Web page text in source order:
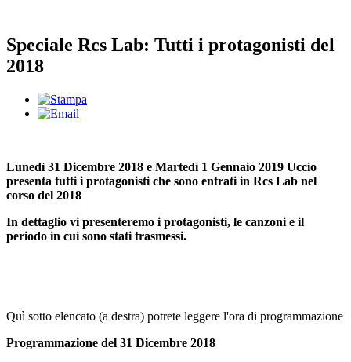
Speciale Rcs Lab: Tutti i protagonisti del
2018
Lunedì 31 Dicembre 2018 e Martedì 1 Gennaio 2019 Uccio
presenta tutti i protagonisti che sono entrati in Rcs Lab nel
corso del 2018
In dettaglio vi presenteremo i protagonisti, le canzoni e il
periodo in cui sono stati trasmessi.
Quì sotto elencato (a destra) potrete leggere l'ora di programmazione
Programmazione del 31 Dicembre 2018